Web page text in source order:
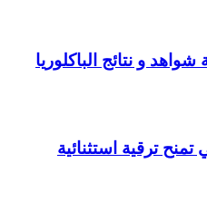
و نتائج الباكلوريا
تمنح ترقية استثنائية